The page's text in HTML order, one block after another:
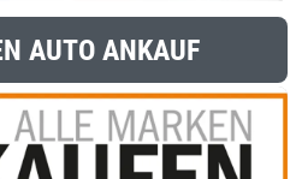
AUTO ANKAUF